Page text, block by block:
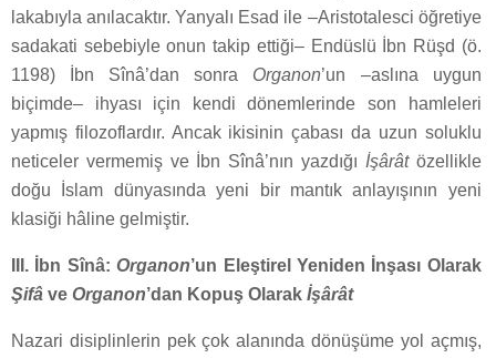
lakabıyla anılacaktır. Yanyalı Esad ile –Aristotalesci öğretiye
sadakati sebebiyle onun takip ettiği– Endüslü İbn Rüşd (ö.
1198) İbn Sînâ’dan sonra Organon’un –aslına uygun
biçimde– ihyası için kendi dönemlerinde son hamleleri
yapmış filozoflardır. Ancak ikisinin çabası da uzun soluklu
neticeler vermemiş ve İbn Sînâ’nın yazdığı İşârâtözellikle
doğu İslam dünyasında yeni bir mantık anlayışının yeni
klasiği hâline gelmiştir.
III. İbn Sînâ:Organon’un Eleştirel Yeniden İnşası Olarak
Şifâ ve Organon’dan Kopuş Olarak İşârât
Nazari disiplinlerin pek çok alanında dönüşüme yol açmış,